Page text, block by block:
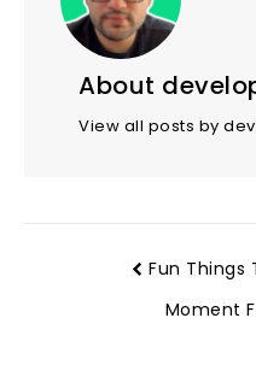
About
View all posts by
Fun Things
Moment